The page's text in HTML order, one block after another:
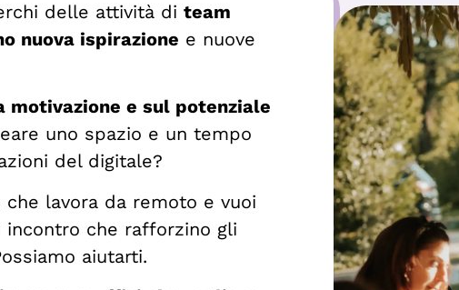
delle attività di team
nuova ispirazione e nuove
motivazione e sul potenziale
uno spazio e un tempo
del digitale?
lavora da remoto e vuoi
incontro che rafforzino gli
aiutarti.